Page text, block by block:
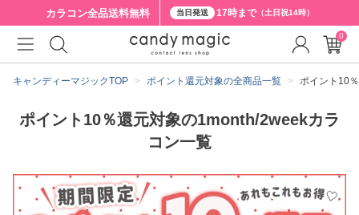
カラコン全品送料無料 当日発送 17時まで（土日祝14時）
キャンディーマジックTOP ポイント還元対象の全商品一覧 ポイント10
ポイント10％還元対象の1month/2weekカラ
コン一覧
0